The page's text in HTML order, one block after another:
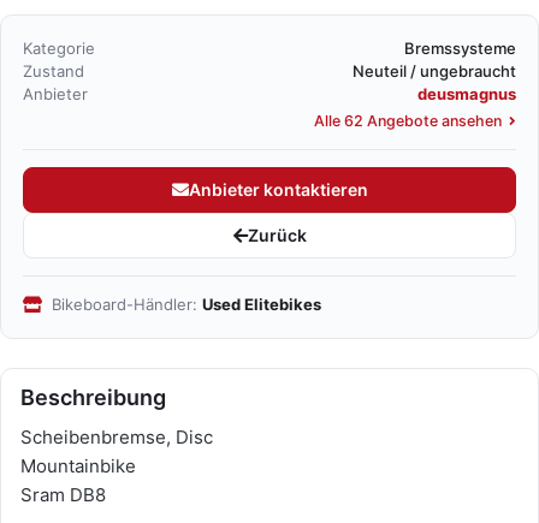
Kategorie
Bremssysteme
Zustand
Neuteil / ungebraucht
Anbieter
deusmagnus
Alle 62 Angebote ansehen
Anbieter kontaktieren
Zurück
Bikeboard-Händler: Used Elitebikes
Beschreibung
Scheibenbremse, Disc
Mountainbike
Sram DB8